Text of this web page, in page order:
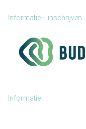
Informatie + inschrijven
Informatie